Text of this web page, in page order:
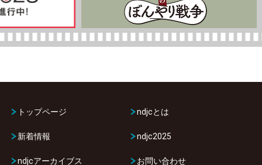
トップページ ndjcとは
新着情報 ndjc2025
ndjcアーカイブス お問い合わせ